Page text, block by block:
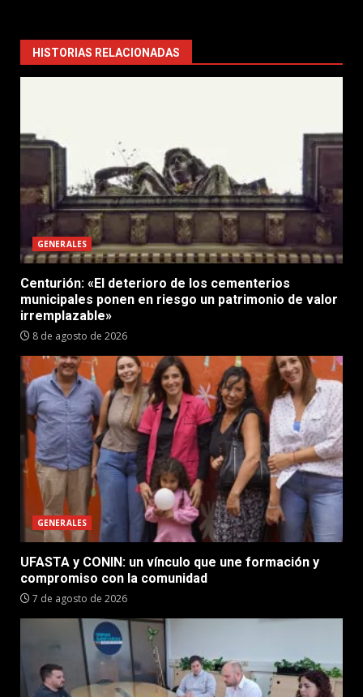
HISTORIAS RELACIONADAS
GENERALES
Centurión: «El deterioro de los cementerios
municipales ponen en riesgo un patrimonio de valor
irremplazable»
8 de agosto de 2026
GENERALES
UFASTA y CONIN: un vínculo que une formación y
compromiso con la comunidad
7 de agosto de 2026